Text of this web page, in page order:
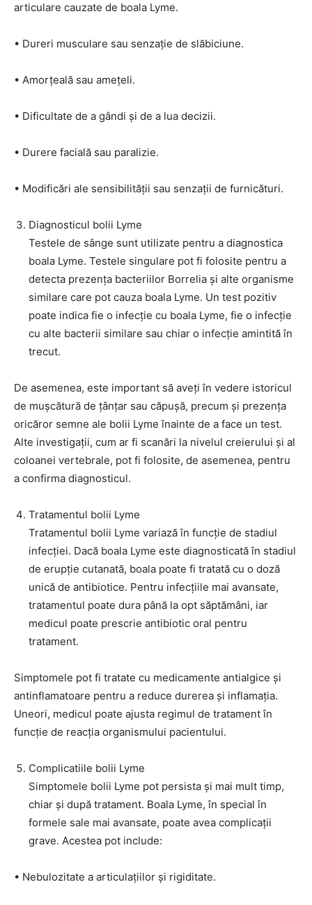
articulare cauzate de boala Lyme.
• Dureri musculare sau senzație de slăbiciune.
• Amorțeală sau amețeli.
• Dificultate de a gândi și de a lua decizii.
• Durere facială sau paralizie.
• Modificări ale sensibilității sau senzații de furnicături.
Diagnosticul bolii Lyme
Testele de sânge sunt utilizate pentru a diagnostica
boala Lyme. Testele singulare pot fi folosite pentru a
detecta prezența bacteriilor Borrelia și alte organisme
similare care pot cauza boala Lyme. Un test pozitiv
poate indica fie o infecție cu boala Lyme, fie o infecție
cu alte bacterii similare sau chiar o infecție amintită în
trecut.
De asemenea, este important să aveți în vedere istoricul
de mușcătură de țânțar sau căpușă, precum și prezența
oricăror semne ale bolii Lyme înainte de a face un test.
Alte investigații, cum ar fi scanări la nivelul creierului și al
coloanei vertebrale, pot fi folosite, de asemenea, pentru
a confirma diagnosticul.
Tratamentul bolii Lyme
Tratamentul bolii Lyme variază în funcție de stadiul
infecției. Dacă boala Lyme este diagnosticată în stadiul
de erupție cutanată, boala poate fi tratată cu o doză
unică de antibiotice. Pentru infecțiile mai avansate,
tratamentul poate dura până la opt săptămâni, iar
medicul poate prescrie antibiotic oral pentru
tratament.
Simptomele pot fi tratate cu medicamente antialgice și
antinflamatoare pentru a reduce durerea și inflamația.
Uneori, medicul poate ajusta regimul de tratament în
funcție de reacția organismului pacientului.
Complicatiile bolii Lyme
Simptomele bolii Lyme pot persista și mai mult timp,
chiar și după tratament. Boala Lyme, în special în
formele sale mai avansate, poate avea complicații
grave. Acestea pot include:
• Nebulozitate a articulațiilor și rigiditate.